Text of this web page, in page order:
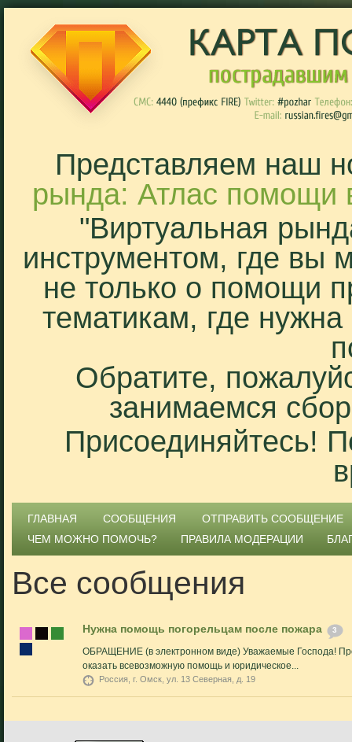
Представляем наш
рында: Атлас помощи
"Виртуальная
инструментом, где вы
не только о помощи
тематикам, где
Обратите,
занимаемся
Присоединяйтесь!
ГЛАВНАЯ СООБЩЕНИЯ
ОТПРАВИТЬ СООБЩЕНИЕ
ЧЕМ МОЖНО ПОМОЧЬ?
ПРАВИЛА МОДЕРАЦИИ
Все сообщения
Нужна помощь погорельцам после пожара 3
ОБРАЩЕНИЕ (в электронном виде) Уважаемые Господа!
оказать всевозможную помощь и юридическое...
Россия, г. Омск, ул. 13 Северная, д. 19